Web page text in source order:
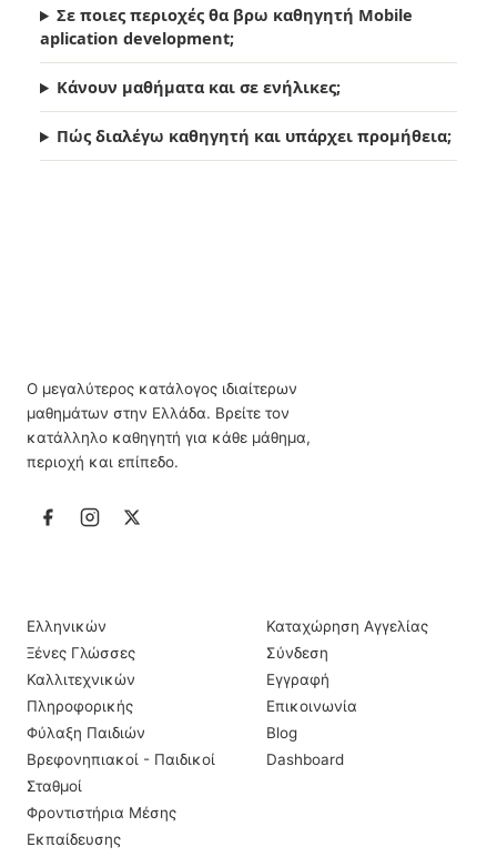
Σε ποιες περιοχές θα βρω καθηγητή Mobile
aplication development;
Κάνουν μαθήματα και σε ενήλικες;
Πώς διαλέγω καθηγητή και υπάρχει προμήθεια;
Ο μεγαλύτερος κατάλογος ιδιαίτερων
μαθημάτων στην Ελλάδα. Βρείτε τον
κατάλληλο καθηγητή για κάθε μάθημα,
περιοχή και επίπεδο.
Ελληνικών
Ξένες Γλώσσες
Καλλιτεχνικών
Πληροφορικής
Φύλαξη Παιδιών
Βρεφονηπιακοί - Παιδικοί
Σταθμοί
Φροντιστήρια Μέσης
Εκπαίδευσης
Καταχώρηση Αγγελίας
Σύνδεση
Εγγραφή
Επικοινωνία
Blog
Dashboard